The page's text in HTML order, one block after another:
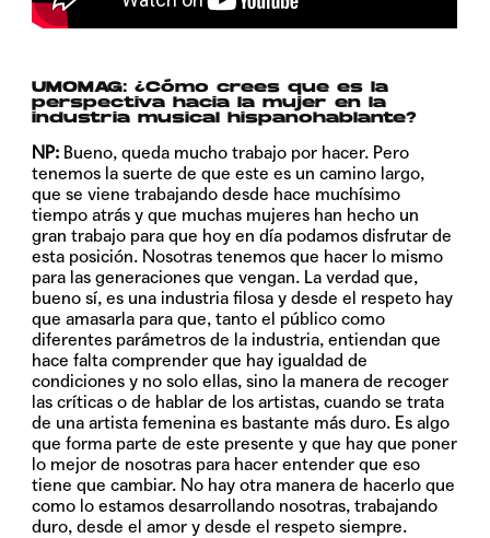
UMOMAG: ¿Cómo crees que es la
perspectiva hacia la mujer en la
industria musical hispanohablante?
NP: Bueno, queda mucho trabajo por hacer. Pero
tenemos la suerte de que este es un camino largo,
que se viene trabajando desde hace muchísimo
tiempo atrás y que muchas mujeres han hecho un
gran trabajo para que hoy en día podamos disfrutar de
esta posición. Nosotras tenemos que hacer lo mismo
para las generaciones que vengan. La verdad que,
bueno sí, es una industria filosa y desde el respeto hay
que amasarla para que, tanto el público como
diferentes parámetros de la industria, entiendan que
hace falta comprender que hay igualdad de
condiciones y no solo ellas, sino la manera de recoger
las críticas o de hablar de los artistas, cuando se trata
de una artista femenina es bastante más duro. Es algo
que forma parte de este presente y que hay que poner
lo mejor de nosotras para hacer entender que eso
tiene que cambiar. No hay otra manera de hacerlo que
como lo estamos desarrollando nosotras, trabajando
duro, desde el amor y desde el respeto siempre.